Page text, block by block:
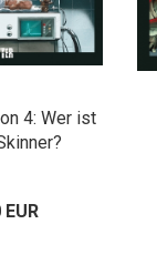
4: Wer ist